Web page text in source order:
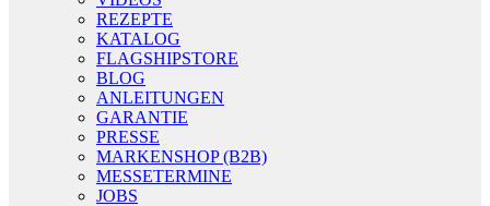
REZEPTE
KATALOG
FLAGSHIPSTORE
BLOG
ANLEITUNGEN
GARANTIE
PRESSE
MARKENSHOP (B2B)
MESSETERMINE
JOBS